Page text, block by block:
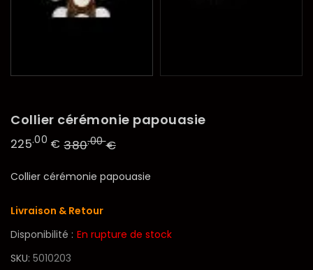
Collier cérémonie papouasie
225.00 € 380.00€
Collier cérémonie papouasie
Livraison & Retour
Disponibilité : En rupture de stock
SKU 5010203